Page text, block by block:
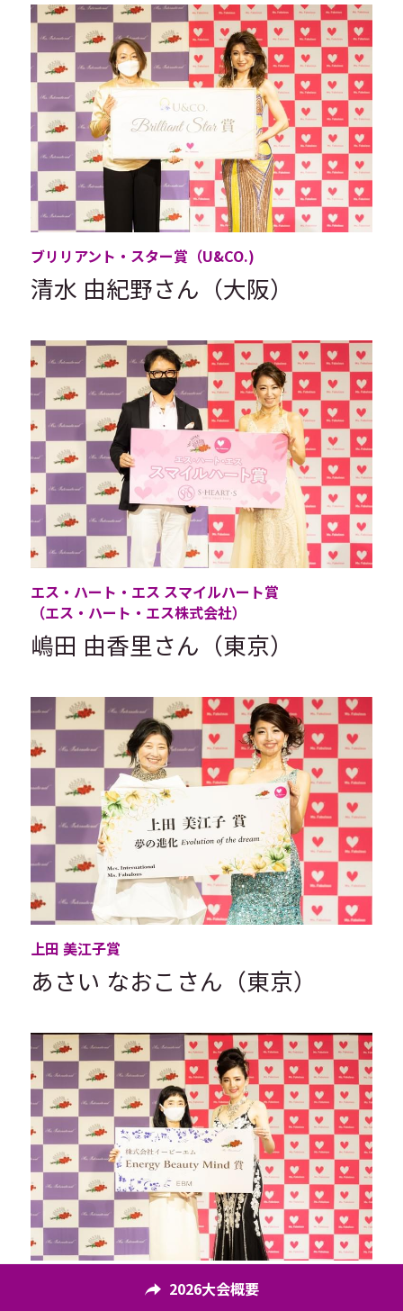
ブリリアント・スター賞（U&CO.)
清水 由紀野さん（大阪）
エス・ハート・エス スマイルハート賞
（エス・ハート・エス株式会社）
嶋田 由香里さん（東京）
上田 美江子賞
あさい なおこさん（東京）
エナジービューティーマインド賞
2026大会概要